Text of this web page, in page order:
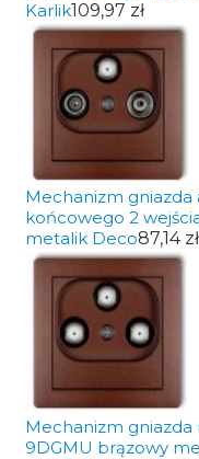
Karlik109,97 zł
Mechanizm gniazda
końcowego 2
metalik Deco87,14 zł
Mechanizm gniazda
9DGMU brązowy